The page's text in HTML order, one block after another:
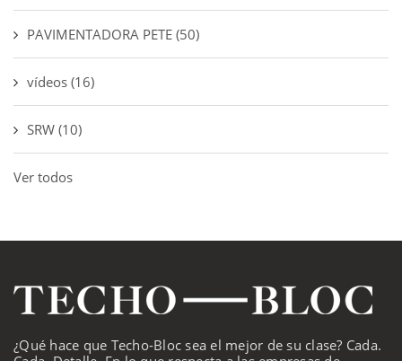
PAVIMENTADORA PETE (50)
vídeos (16)
SRW (10)
Ver todos
¿Qué hace que Techo-Bloc sea el mejor de su clase? Cada.